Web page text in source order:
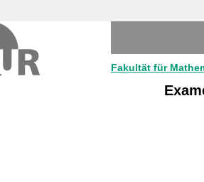
Fakultät für